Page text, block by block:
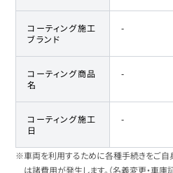
コーティング施工
ブランド
-
コーティング商品
名
-
コーティング施工
日
-
※車両を利用するために各種手続きをご自
は諸費用が発生します。（名義変更・車庫